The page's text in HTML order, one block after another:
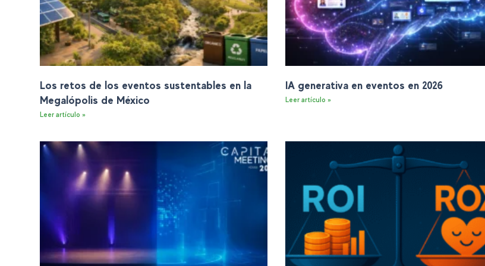
Los retos de los eventos sustentables en la
Megalópolis de México
Leer artículo »
IA generativa en eventos en 2026
Leer artículo »